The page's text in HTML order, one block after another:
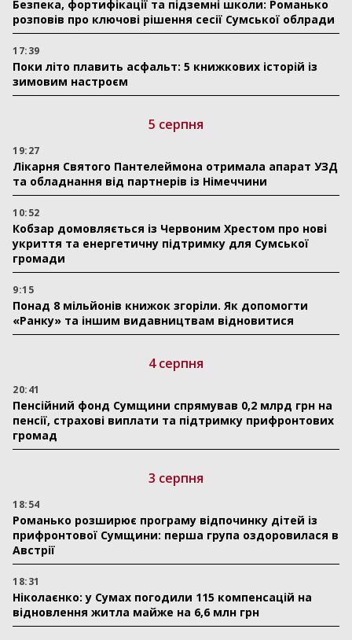
Безпека, фортифікації та підземні школи: Романько
розповів про ключові рішення сесії Сумської облради
17:39
Поки літо плавить асфальт: 5 книжкових історій із
зимовим настроєм
5 серпня
19:27
Лікарня Святого Пантелеймона отримала апарат УЗД
та обладнання від партнерів із Німеччини
10:52
Кобзар домовляється із Червоним Хрестом про нові
укриття та енергетичну підтримку для Сумської
громади
9:15
Понад 8 мільйонів книжок згоріли. Як допомогти
«Ранку» та іншим видавництвам відновитися
4 серпня
20:41
Пенсійний фонд Сумщини спрямував 0,2 млрд грн на
пенсії, страхові виплати та підтримку прифронтових
громад
3 серпня
18:54
Романько розширює програму відпочинку дітей із
прифронтової Сумщини: перша група оздоровилася в
Австрії
18:31
Ніколаєнко: у Сумах погодили 115 компенсацій на
відновлення житла майже на 6,6 млн грн